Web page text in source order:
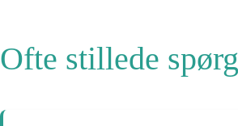
Ofte stillede